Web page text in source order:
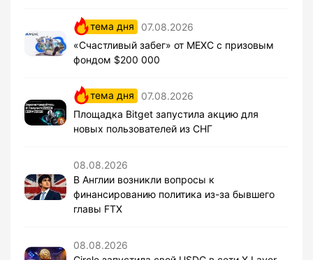
тема дня
07.08.2026
«Счастливый забег» от MEXC с призовым
фондом $200 000
тема дня
07.08.2026
Площадка Bitget запустила акцию для
новых пользователей из СНГ
08.08.2026
В Англии возникли вопросы к
финансированию политика из-за бывшего
главы FTX
08.08.2026